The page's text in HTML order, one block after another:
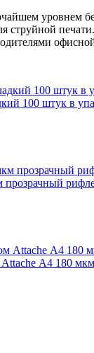
уровнем
струйной
100 штук в
А4 180